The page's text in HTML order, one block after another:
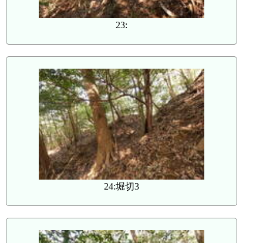
23:
24:堀切3